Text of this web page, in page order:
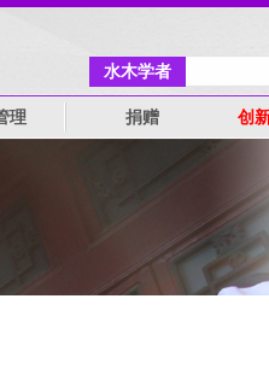
水木学者
理 捐赠 创